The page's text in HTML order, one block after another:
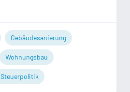
Gebäudesanierung
Wohnungsbau
Steuerpolitik